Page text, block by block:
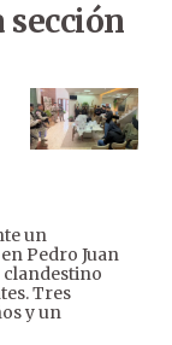
sección
un
Pedro Juan
clandestino
Tres
y un